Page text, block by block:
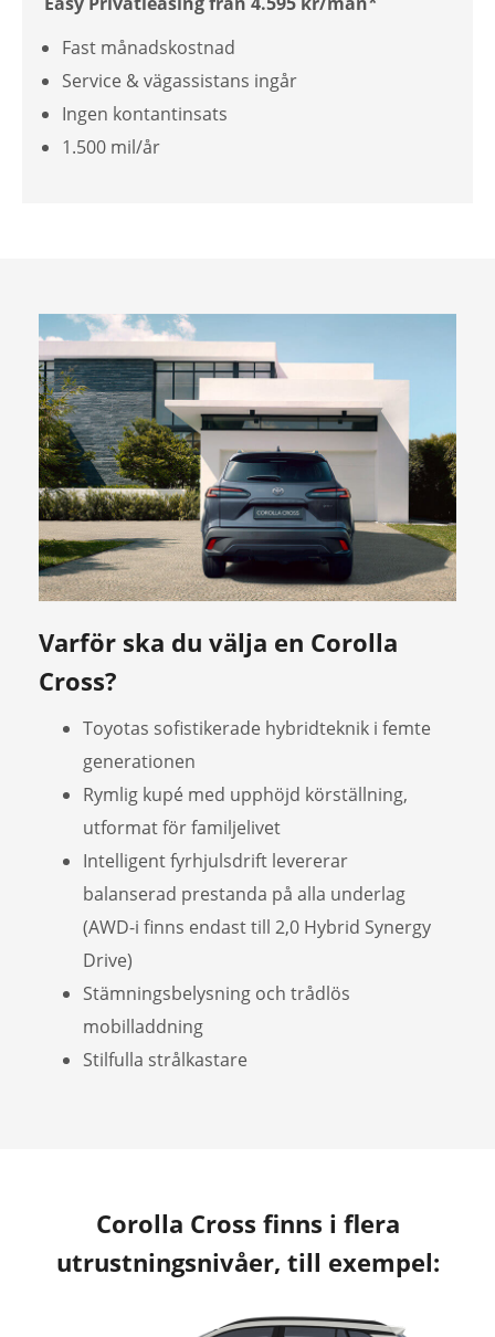
Fast månadskostnad
Service & vägassistans ingår
Ingen kontantinsats
1.500 mil/år
Varför ska du välja en Corolla
Cross?
Toyotas sofistikerade hybridteknik i femte
generationen
Rymlig kupé med upphöjd körställning,
utformat för familjelivet
Intelligent fyrhjulsdrift levererar
balanserad prestanda på alla underlag
(AWD-i finns endast till 2,0 Hybrid Synergy
Drive)
Stämningsbelysning och trådlös
mobilladdning
Stilfulla strålkastare
Corolla Cross finns i flera
utrustningsnivåer, till exempel: